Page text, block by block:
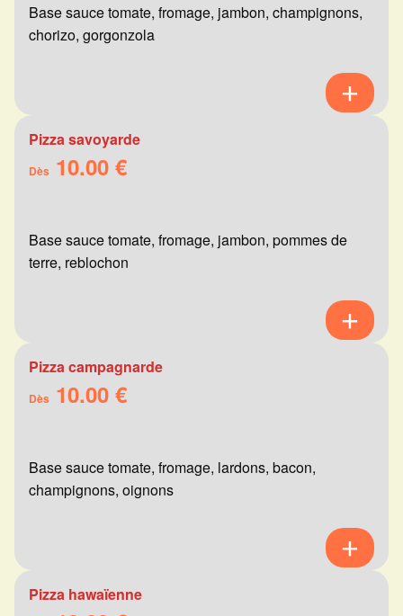
Base sauce tomate, fromage, jambon, champignons,
chorizo, gorgonzola
Pizza savoyarde
Dès 10.00 €
Base sauce tomate, fromage, jambon, pommes de
terre, reblochon
Pizza campagnarde
Dès 10.00 €
Base sauce tomate, fromage, lardons, bacon,
champignons, oignons
Pizza hawaïenne